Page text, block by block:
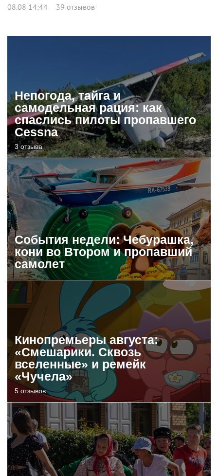
08.08 14:44 39 отзывов
Непогода, тайга и
самодельная рация: как
спаслись пилоты пропавшего
Cessna
3 отзыва
События недели: Чебурашка,
кони во Втором и пропавший
самолет
Кинопремьеры августа:
«Смешарики. Сквозь
вселенные» и ремейк
«Чучела»
5 отзывов